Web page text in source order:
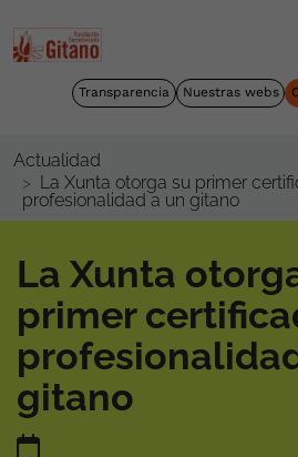
Transparencia Nuestras webs
Actualidad
La Xunta otorga su primer
profesionalidad a un gitano
La Xunta
primer
gitano